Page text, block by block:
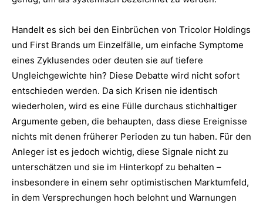
Handelt es sich bei den Einbrüchen von Tricolor Holdings
und First Brands um Einzelfälle, um einfache Symptome
eines Zyklusendes oder deuten sie auf tiefere
Ungleichgewichte hin? Diese Debatte wird nicht sofort
entschieden werden. Da sich Krisen nie identisch
wiederholen, wird es eine Fülle durchaus stichhaltiger
Argumente geben, die behaupten, dass diese Ereignisse
nichts mit denen früherer Perioden zu tun haben. Für den
Anleger ist es jedoch wichtig, diese Signale nicht zu
unterschätzen und sie im Hinterkopf zu behalten –
insbesondere in einem sehr optimistischen Marktumfeld,
in dem Versprechungen hoch belohnt und Warnungen